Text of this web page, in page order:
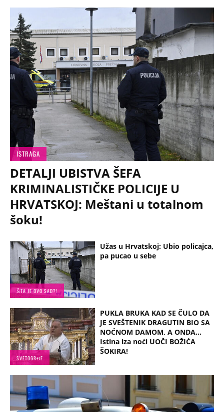
ISTRAGA
DETALJI UBISTVA ŠEFA
KRIMINALISTIČKE POLICIJE U
HRVATSKOJ: Meštani u totalnom
šoku!
ŠTA JE OVO SAD?!
Užas u Hrvatskoj: Ubio policajca,
pa pucao u sebe
SVETOGRĐE
PUKLA BRUKA KAD SE ČULO DA
JE SVEŠTENIK DRAGUTIN BIO SA
NOĆNOM DAMOM, A ONDA...
Istina iza noći UOČI BOŽIĆA
ŠOKIRA!